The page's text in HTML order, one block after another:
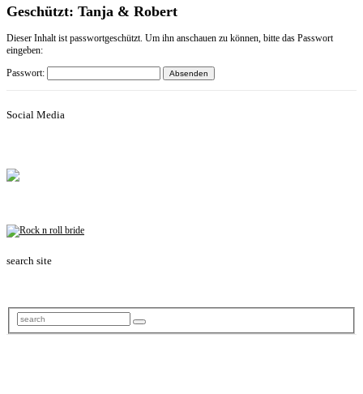
Geschützt: Tanja & Robert
Dieser Inhalt ist passwortgeschützt. Um ihn anschauen zu können, bitte das Passwort
eingeben:
Passwort:
Social Media
search site